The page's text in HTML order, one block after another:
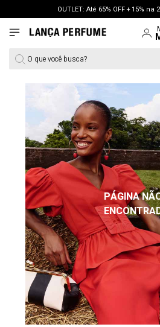
OUTLET: Até 65% OFF + 15%
O que você busca?
PÁGINA